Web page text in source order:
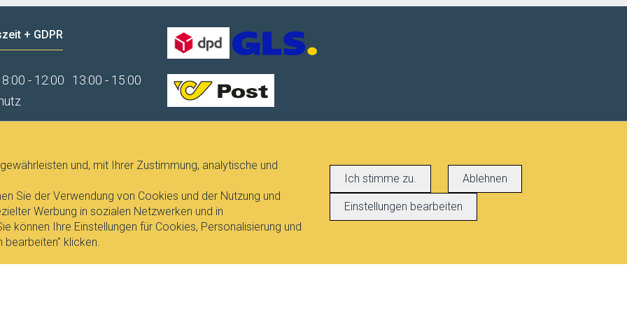
+ GDPR
8:00 - 12:00
13:00 - 15:00
und, mit Ihrer Zustimmung, analytische und
Sie der Verwendung von Cookies und der Nutzung und
Werbung in sozialen Netzwerken und in
können Ihre Einstellungen für Cookies, Personalisierung und
bearbeiten" klicken.
Ich stimme zu. Ablehnen
Einstellungen bearbeiten